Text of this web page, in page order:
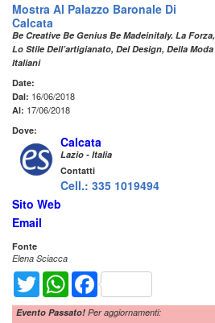
Mostra Al Palazzo Baronale Di
Calcata
Be Creative Be Genius Be Madeinitaly. La Forza,
Lo Stile Dell’artigianato, Del Design, Della Moda
Italiani
Date:
Dal: 16/06/2018
Al: 17/06/2018
Dove:
Calcata
Lazio - Italia
Contatti
Cell.: 335 1019494
Sito Web
Email
Fonte
Elena Sciacca
Twitter WhatsAppFacebook
Evento Passato! Per aggiornamenti: